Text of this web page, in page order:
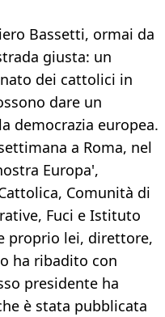
Bassetti, ormai da
giusta: un
dei cattolici in
dare un
democrazia europea.
a Roma, nel
Europa',
Comunità di
Fuci e Istituto
proprio lei, direttore,
ha ribadito con
presidente ha
è stata pubblicata